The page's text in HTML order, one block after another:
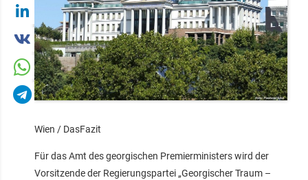
Wien / DasFazit
Für das Amt des georgischen Premierministers wird der
Vorsitzende der Regierungspartei „Georgischer Traum –